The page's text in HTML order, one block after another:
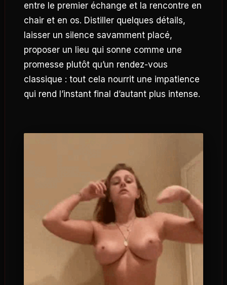
entre le premier échange et la rencontre en
chair et en os. Distiller quelques détails,
laisser un silence savamment placé,
proposer un lieu qui sonne comme une
promesse plutôt qu’un rendez-vous
classique : tout cela nourrit une impatience
qui rend l’instant final d’autant plus intense.